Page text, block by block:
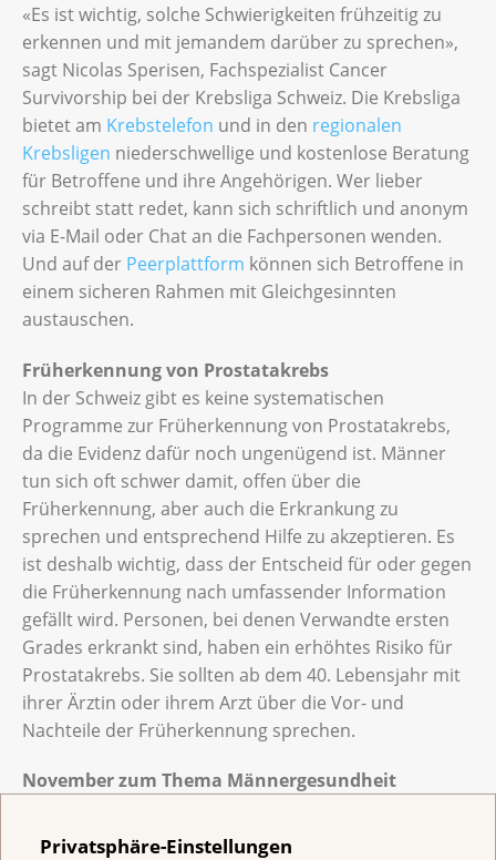
Privatsphäre-Einstellungen
«Es ist wichtig, solche Schwierigkeiten frühzeitig zu
erkennen und mit jemandem darüber zu sprechen»,
sagt Nicolas Sperisen, Fachspezialist Cancer
Survivorship bei der Krebsliga Schweiz. Die Krebsliga
bietet am Krebstelefon und in den regionalen
Krebsligen niederschwellige und kostenlose Beratung
für Betroffene und ihre Angehörigen. Wer lieber
schreibt statt redet, kann sich schriftlich und anonym
via E-Mail oder Chat an die Fachpersonen wenden.
Und auf der Peerplattform können sich Betroffene in
einem sicheren Rahmen mit Gleichgesinnten
austauschen.
Früherkennung von Prostatakrebs
In der Schweiz gibt es keine systematischen
Programme zur Früherkennung von Prostatakrebs,
da die Evidenz dafür noch ungenügend ist. Männer
tun sich oft schwer damit, offen über die
Früherkennung, aber auch die Erkrankung zu
sprechen und entsprechend Hilfe zu akzeptieren. Es
ist deshalb wichtig, dass der Entscheid für oder gegen
die Früherkennung nach umfassender Information
gefällt wird. Personen, bei denen Verwandte ersten
Grades erkrankt sind, haben ein erhöhtes Risiko für
Prostatakrebs. Sie sollten ab dem 40. Lebensjahr mit
ihrer Ärztin oder ihrem Arzt über die Vor- und
Nachteile der Früherkennung sprechen.
November zum Thema Männergesundheit
www.krebsforum.ch
den ganzen November dem